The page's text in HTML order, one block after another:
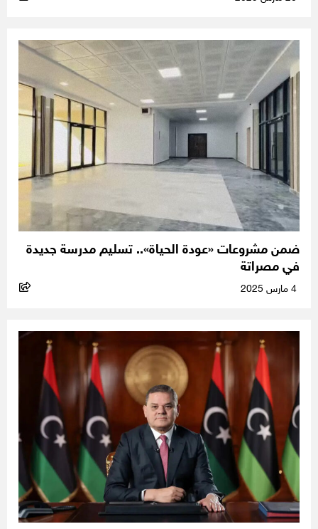
ضمن مشروعات «عودة الحياة».. تسليم مدرسة جديدة
في مصراتة